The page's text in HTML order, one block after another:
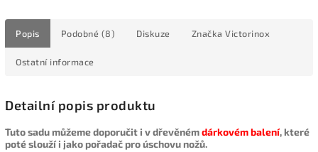
Popis Podobné (8) Diskuze Značka Victorinox
Ostatní informace
Detailní popis produktu
Tuto sadu můžeme doporučit i v dřevěnémdárkovém balení, které
poté slouží i jako pořadač pro úschovu nožů.